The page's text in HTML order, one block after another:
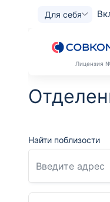
Для себя
Лицензия
Найти поблизости